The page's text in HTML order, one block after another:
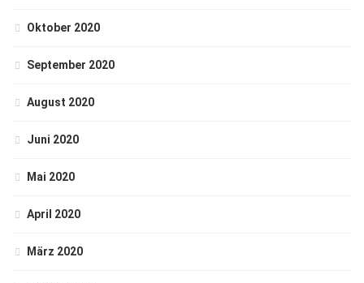
Oktober 2020
September 2020
August 2020
Juni 2020
Mai 2020
April 2020
März 2020